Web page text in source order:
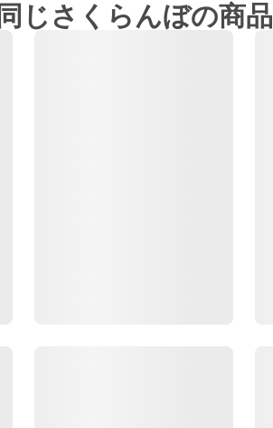
同じさくらんぼの商品